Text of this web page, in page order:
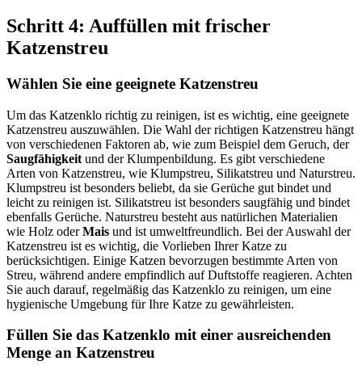
Schritt 4: Auffüllen mit frischer
Katzenstreu
Wählen Sie eine geeignete Katzenstreu
Um das Katzenklo richtig zu reinigen, ist es wichtig, eine geeignete
Katzenstreu auszuwählen. Die Wahl der richtigen Katzenstreu hängt
von verschiedenen Faktoren ab, wie zum Beispiel dem Geruch, der
Saugfähigkeit und der Klumpenbildung. Es gibt verschiedene
Arten von Katzenstreu, wie Klumpstreu, Silikatstreu und Naturstreu.
Klumpstreu ist besonders beliebt, da sie Gerüche gut bindet und
leicht zu reinigen ist. Silikatstreu ist besonders saugfähig und bindet
ebenfalls Gerüche. Naturstreu besteht aus natürlichen Materialien
wie Holz oderMais und ist umweltfreundlich. Bei der Auswahl der
Katzenstreu ist es wichtig, die Vorlieben Ihrer Katze zu
berücksichtigen. Einige Katzen bevorzugen bestimmte Arten von
Streu, während andere empfindlich auf Duftstoffe reagieren. Achten
Sie auch darauf, regelmäßig das Katzenklo zu reinigen, um eine
hygienische Umgebung für Ihre Katze zu gewährleisten.
Füllen Sie das Katzenklo mit einer ausreichenden
Menge an Katzenstreu